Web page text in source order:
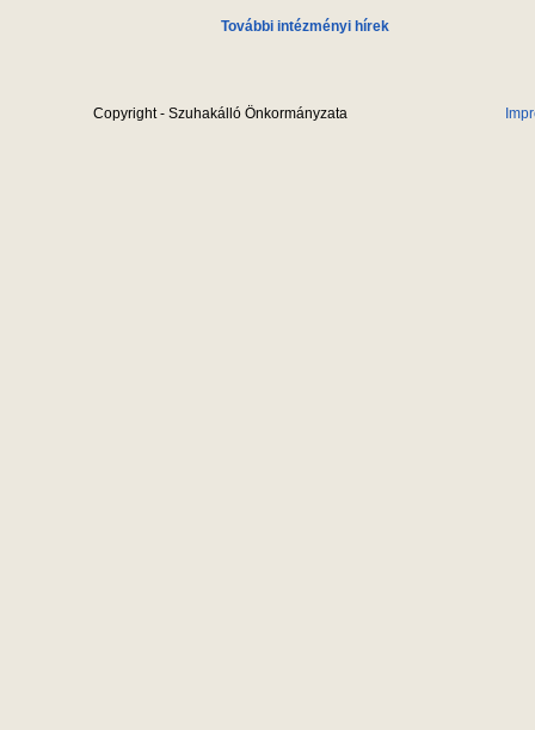
További intézményi hírek
Copyright - Szuhakálló Önkormányzata